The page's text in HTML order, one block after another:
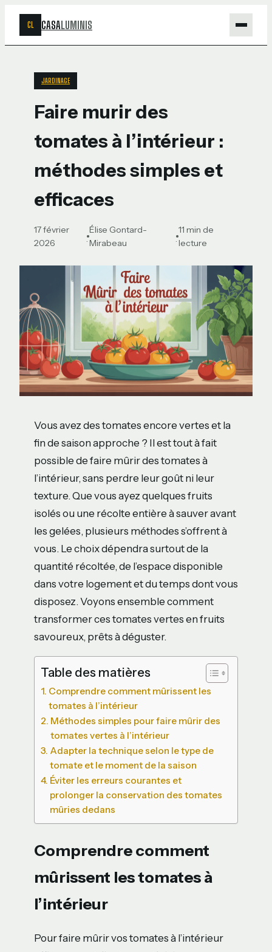
CL CASALUMINIS
JARDINAGE
Faire murir des
tomates à l’intérieur :
méthodes simples et
efficaces
17 février
2026
·
Élise Gontard-
Mirabeau
·
11 min de
lecture
Vous avez des tomates encore vertes et la
fin de saison approche ? Il est tout à fait
possible de faire mûrir des tomates à
l’intérieur, sans perdre leur goût ni leur
texture. Que vous ayez quelques fruits
isolés ou une récolte entière à sauver avant
les gelées, plusieurs méthodes s’offrent à
vous. Le choix dépendra surtout de la
quantité récoltée, de l’espace disponible
dans votre logement et du temps dont vous
disposez. Voyons ensemble comment
transformer ces tomates vertes en fruits
savoureux, prêts à déguster.
Table des matières
Comprendre comment mûrissent les
tomates à l’intérieur
Méthodes simples pour faire mûrir des
tomates vertes à l’intérieur
Adapter la technique selon le type de
tomate et le moment de la saison
Éviter les erreurs courantes et
prolonger la conservation des tomates
mûries dedans
Comprendre comment
mûrissent les tomates à
l’intérieur
Pour faire mûrir vos tomates à l’intérieur